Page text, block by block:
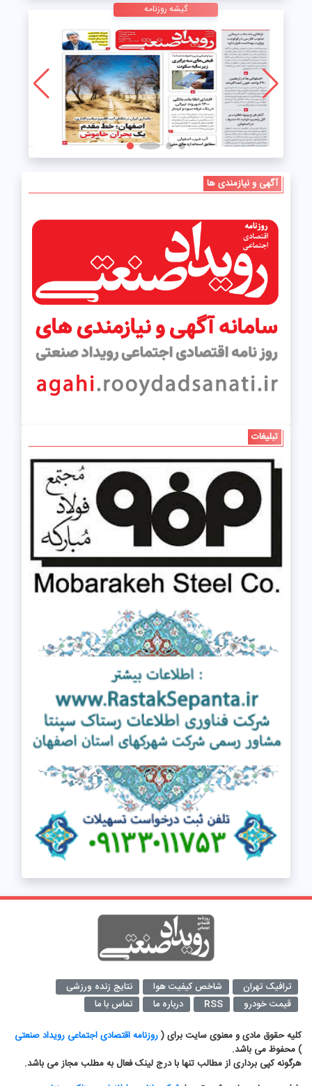
گیشه روزنامه
آگهی و نیازمندی ها
تبلیغات
ترافیک تهران شاخص کیفیت هوا
نتایج زنده ورزشی
قیمت خودرو
RSS درباره ما تماس با ما
کلیه حقوق مادی و معنوی سایت برای (روزنامه اقتصادی اجتماعی رویداد صنعتی
) محفوظ می باشد.
هرگونه کپی برداری از مطالب تنها با درج لینک فعال به مطلب مجاز می باشد.